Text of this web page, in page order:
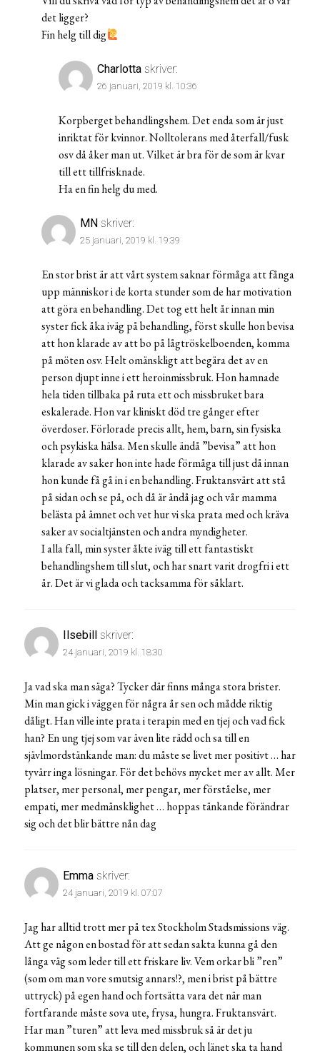
det ligger?
Fin helg till dig
Charlotta skriver:
26 januari, 2019 kl. 10:36
Korpberget behandlingshem. Det enda som är just
inriktat för kvinnor. Nolltolerans med återfall/fusk
osv då åker man ut. Vilket är bra för de som är kvar
till ett tillfrisknade.
Ha en fin helg du med.
MN skriver:
25 januari, 2019 kl. 19:39
En stor brist är att vårt system saknar förmåga att fånga
upp människor i de korta stunder som de har motivation
att göra en behandling. Det tog ett helt år innan min
syster fick åka iväg på behandling, först skulle hon bevisa
att hon klarade av att bo på lågtröskelboenden, komma
på möten osv. Helt omänskligt att begära det av en
person djupt inne i ett heroinmissbruk. Hon hamnade
hela tiden tillbaka på ruta ett och missbruket bara
eskalerade. Hon var kliniskt död tre gånger efter
överdoser. Förlorade precis allt, hem, barn, sin fysiska
och psykiska hälsa. Men skulle ändå ”bevisa” att hon
klarade av saker hon inte hade förmåga till just då innan
hon kunde få gå in i en behandling. Fruktansvärt att stå
på sidan och se på, och då är ändå jag och vår mamma
belästa på ämnet och vet hur vi ska prata med och kräva
saker av socialtjänsten och andra myndigheter.
I alla fall, min syster åkte iväg till ett fantastiskt
behandlingshem till slut, och har snart varit drogfri i ett
år. Det är vi glada och tacksamma för såklart.
Ilsebill skriver:
24 januari, 2019 kl. 18:30
Ja vad ska man säga? Tycker där finns många stora brister.
Min man gick i väggen för några år sen och mådde riktig
dåligt. Han ville inte prata i terapin med en tjej och vad fick
han? En ung tjej som var även lite rädd och sa till en
sjävlmordstänkande man: du måste se livet mer positivt … har
tyvärr inga lösningar. För det behövs mycket mer av allt. Mer
platser, mer personal, mer pengar, mer förståelse, mer
empati, mer medmänsklighet … hoppas tänkande förändrar
sig och det blir bättre nån dag
Emma skriver:
24 januari, 2019 kl. 07:07
Jag har alltid trott mer på tex Stockholm Stadsmissions väg.
Att ge någon en bostad för att sedan sakta kunna gå den
långa väg som leder till ett friskare liv. Vem orkar bli ”ren”
(som om man vore smutsig annars!?, men i brist på bättre
uttryck) på egen hand och fortsätta vara det när man
fortfarande måste sova ute, frysa, hungra. Fruktansvärt.
Har man ”turen” att leva med missbruk så är det ju
kommunen som ska se till den delen, och länet ska ta hand